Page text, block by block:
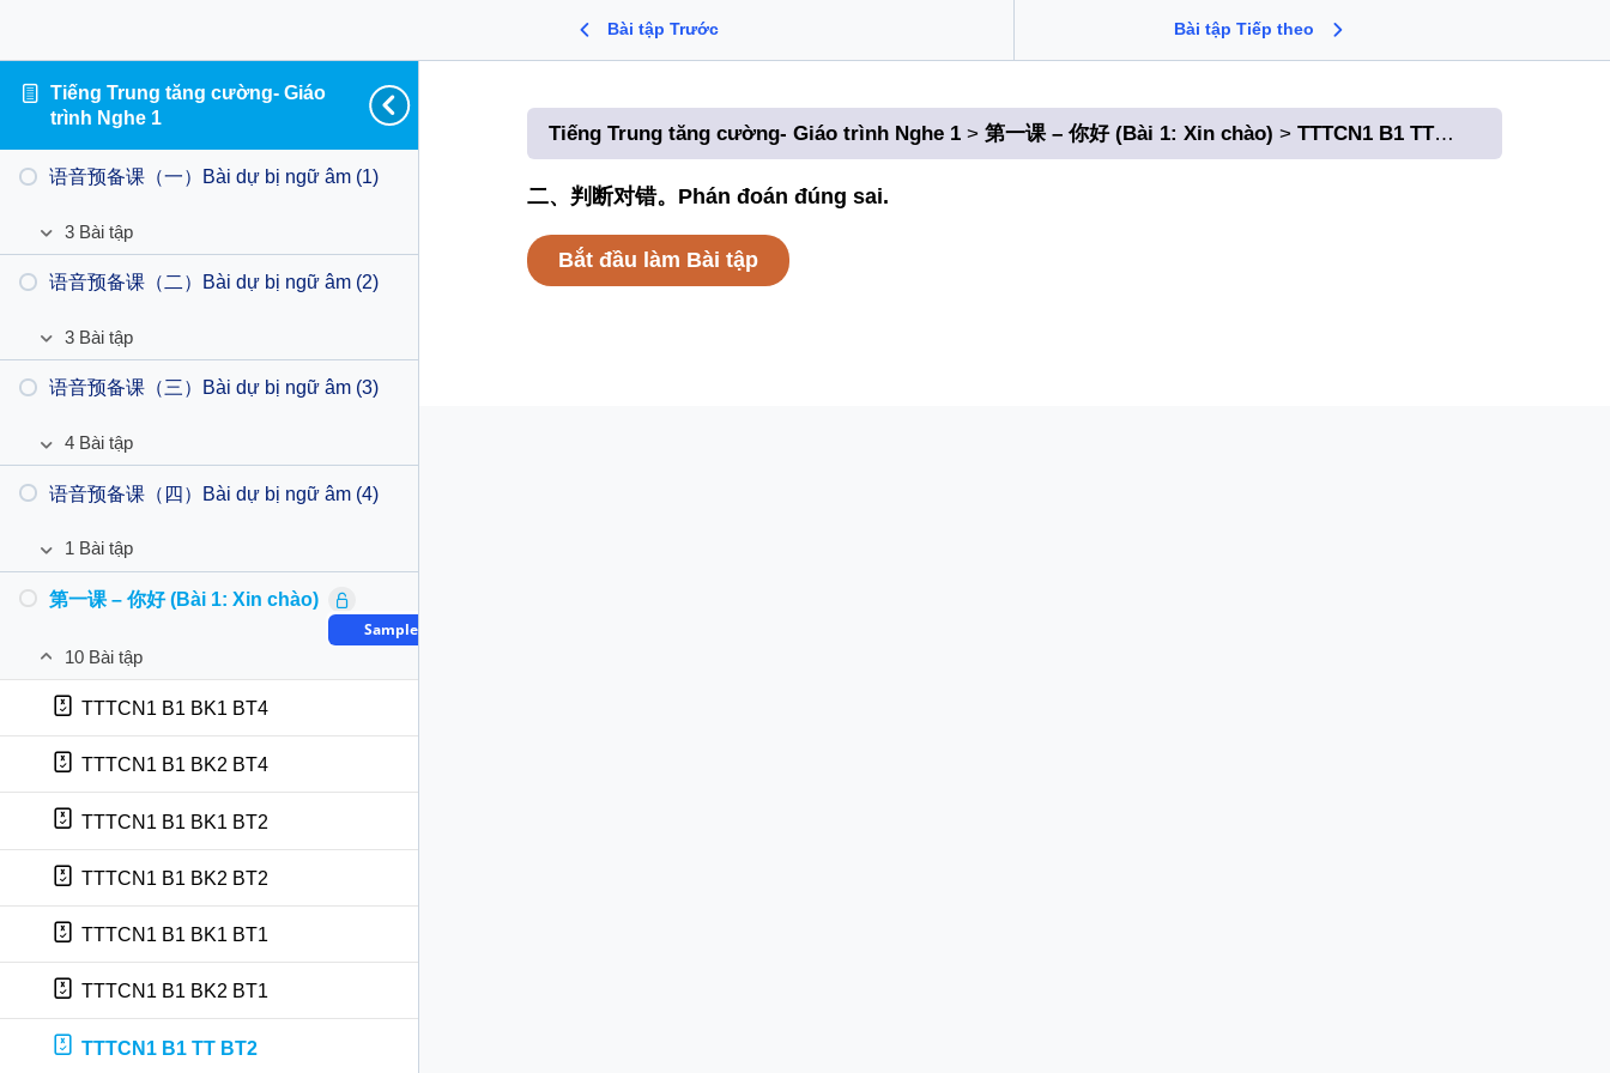
Tiếng Trung tăng cường- Giáo
trình Nghe 1
语音预备课（一）Bài dự bị ngữ âm (1)
Mở
语
预
课
Bài
bị
ngữ
âm
3 Bài tập
TTTCN1 DB1 BT2
TTTCN1 DB1 BT4
TTTCN1 DB1 BT5
语音预备课（二）Bài dự bị ngữ âm (2)
Mở
语
预
课
Bài
bị
ngữ
âm
3 Bài tập
TTTCN1 DB2 BT3
TTTCN1 DB2 BT4
TTTCN1 DB2 BT5
语音预备课（三）Bài dự bị ngữ âm (3)
Mở
语
预
课
Bài
bị
ngữ
4 Bài tập
TTTCN1 DB3 BT2
TTTCN1 DB3 BT4
TTTCN1 DB3 BT5
TTTCN1 DB3 BT3
语音预备课（四）Bài dự bị ngữ âm (4)
Mở
ra
语
预
课
（四）
Bài
dự
âm
1 Bài tập
TTTCN1 DB4 BT5
第一课 – 你好 (Bài 1: Xin chào)
Sample Bài học
Đóng
lại
好
(Bài
Xin
10 Bài tập
TTTCN1 B1 BK1 BT4
TTTCN1 B1 BK2 BT4
TTTCN1 B1 BK1 BT2
TTTCN1 B1 BK2 BT2
TTTCN1 B1 BK1 BT1
TTTCN1 B1 BK2 BT1
TTTCN1 B1 TT BT2
Bài tập Trước Bài tập Tiếp theo
Tiếng Trung tăng cường- Giáo trình Nghe 1 第一课 – 你好 (Bài 1: Xin chào) TTTCN1 B1 TT BT2
二、判断对错。Phán đoán đúng sai.